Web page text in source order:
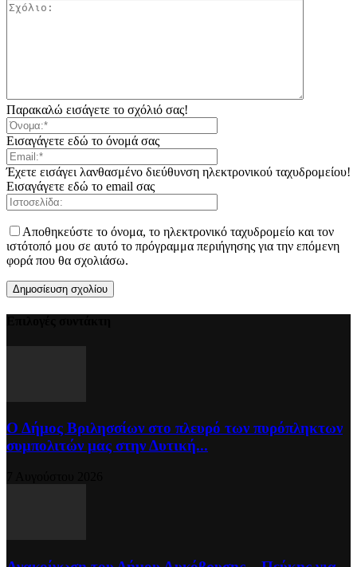
Παρακαλώ εισάγετε το σχόλιό σας!
Εισαγάγετε εδώ το όνομά σας
Έχετε εισάγει λανθασμένο διεύθυνση ηλεκτρονικού ταχυδρομείου!
Εισαγάγετε εδώ το email σας
Αποθηκεύστε το όνομα, το ηλεκτρονικό ταχυδρομείο και τον
ιστότοπό μου σε αυτό το πρόγραμμα περιήγησης για την επόμενη
φορά που θα σχολιάσω.
Ο Δήμος Βριλησσίων στο πλευρό των πυρόπληκτων
συμπολιτών μας στην Δυτική...